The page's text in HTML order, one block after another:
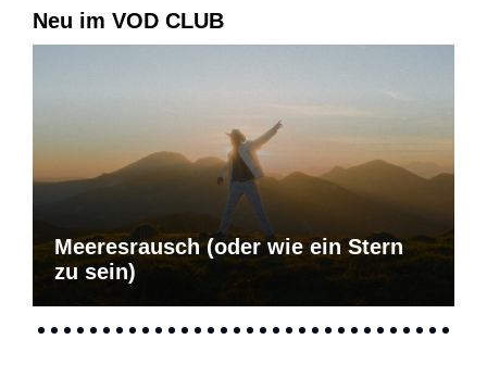
Neu im VOD CLUB
Meeresrausch (oder wie ein Stern
zu sein)